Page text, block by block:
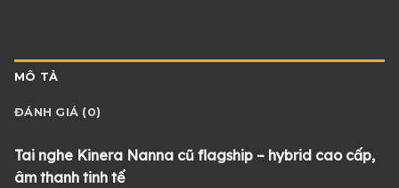
MÔ TẢ
ĐÁNH GIÁ (0)
Tai nghe Kinera Nanna cũ flagship – hybrid cao cấp,
âm thanh tinh tế